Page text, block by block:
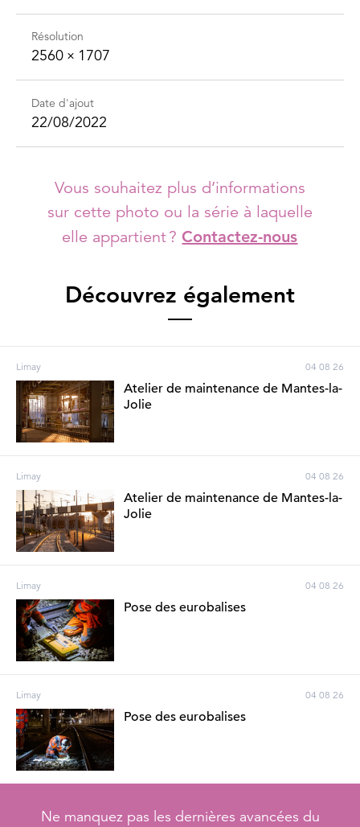
Résolution
2560 × 1707
Date d'ajout
22/08/2022
Vous souhaitez plus d’informations
sur cette photo ou la série à laquelle
elle appartient ? Contactez-nous
Découvrez également
Limay 04 08 26
Atelier de maintenance de Mantes-la-
Jolie
Limay 04 08 26
Atelier de maintenance de Mantes-la-
Jolie
Limay 04 08 26
Pose des eurobalises
Limay 04 08 26
Pose des eurobalises
Ne manquez pas les dernières avancées du